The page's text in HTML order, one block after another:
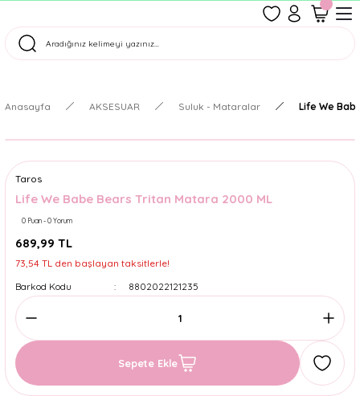
Tüm Siparişler Aynı Gün Kargoda!
Anasayfa AKSESUAR Suluk - Mataralar Life We
Taros
Life We Babe Bears Tritan Matara 2000 ML
0 Puan - 0 Yorum
689,99 TL
73,54 TL den başlayan taksitlerle!
Barkod Kodu
8802022121235
Sepete Ekle